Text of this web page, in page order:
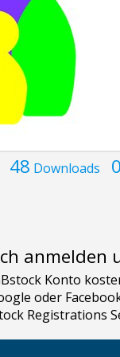
48 Downloads 0